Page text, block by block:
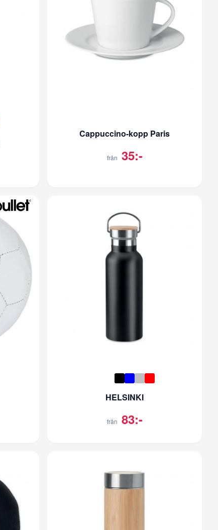
Cappuccino-kopp Paris
från 35:-
HELSINKI
från 83:-